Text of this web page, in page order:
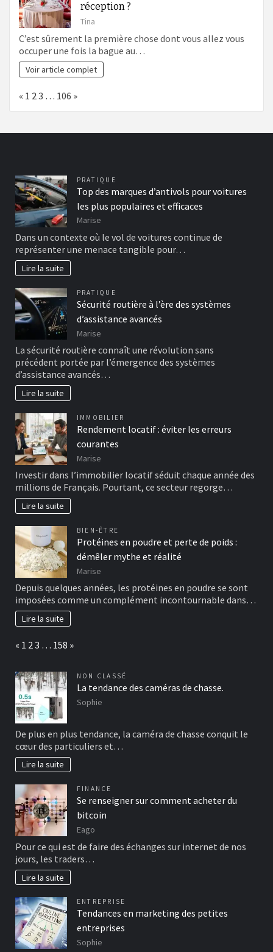
réception ?
Tina
C’est sûrement la première chose dont vous allez vous
occuper une fois la bague au…
Voir article complet
Page:
Previous
« 1 2 3 … 106 Next
»
PRATIQUE
Top des marques d’antivols pour voitures
les plus populaires et efficaces
Marise
Dans un contexte où le vol de voitures continue de
représenter une menace tangible pour…
Lire la suite
PRATIQUE
Sécurité routière à l’ère des systèmes
d’assistance avancés
Marise
La sécurité routière connaît une révolution sans
précédent portée par l’émergence des systèmes
d’assistance avancés…
Lire la suite
IMMOBILIER
Rendement locatif : éviter les erreurs
courantes
Marise
Investir dans l’immobilier locatif séduit chaque année des
millions de Français. Pourtant, ce secteur regorge…
Lire la suite
BIEN-ÊTRE
Protéines en poudre et perte de poids :
démêler mythe et réalité
Marise
Depuis quelques années, les protéines en poudre se sont
imposées comme un complément incontournable dans…
Lire la suite
Page:
Previous
« 1 23 … 158 Next
»
NON CLASSÉ
La tendance des caméras de chasse.
Sophie
De plus en plus tendance, la caméra de chasse conquit le
cœur des particuliers et…
Lire la suite
FINANCE
Se renseigner sur comment acheter du
bitcoin
Eago
Pour ce qui est de faire des échanges sur internet de nos
jours, les traders…
Lire la suite
ENTREPRISE
Tendances en marketing des petites
entreprises
Sophie